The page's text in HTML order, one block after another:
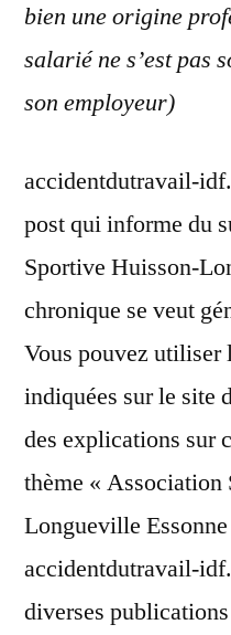
bien une origine
salarié ne s’est pas
son employeur)
accidentdutravail-
post qui informe du
Sportive Huisson-
chronique se veut
Vous pouvez utiliser
indiquées sur le site
des explications sur
thème «
Longueville
accidentdutravail-
diverses